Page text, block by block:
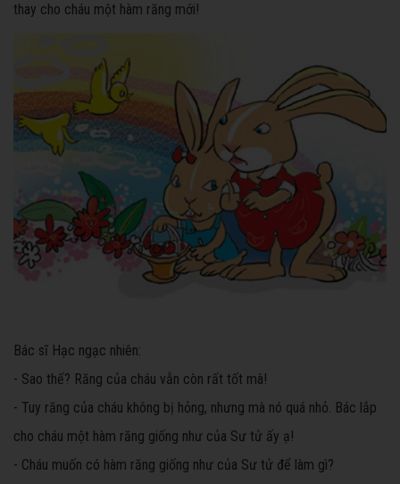
thay cho cháu một hàm răng mới!
Bác sĩ Hạc ngạc nhiên:
- Sao thế? Răng của cháu vẫn còn rất tốt mà!
- Tuy răng của cháu không bị hỏng, nhưng mà nó quá nhỏ. Bác lắp
cho cháu một hàm răng giống như của Sư tử ấy ạ!
- Cháu muốn có hàm răng giống như của Sư tử để làm gì?